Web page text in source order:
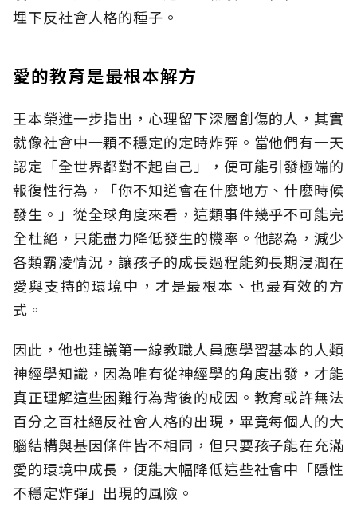
埋下反社會人格的種子。
愛的教育是最根本解方
王本榮進一步指出，心理留下深層創傷的人，其實
就像社會中一顆不穩定的定時炸彈。當他們有一天
認定「全世界都對不起自己」，便可能引發極端的
報復性行為，「你不知道會在什麼地方、什麼時候
發生。」從全球角度來看，這類事件幾乎不可能完
全杜絕，只能盡力降低發生的機率。他認為，減少
各類霸凌情況，讓孩子的成長過程能夠長期浸潤在
愛與支持的環境中，才是最根本、也最有效的方
式。
因此，他也建議第一線教職人員應學習基本的人類
神經學知識，因為唯有從神經學的角度出發，才能
真正理解這些困難行為背後的成因。教育或許無法
百分之百杜絕反社會人格的出現，畢竟每個人的大
腦結構與基因條件皆不相同，但只要孩子能在充滿
愛的環境中成長，便能大幅降低這些社會中「隱性
不穩定炸彈」出現的風險。